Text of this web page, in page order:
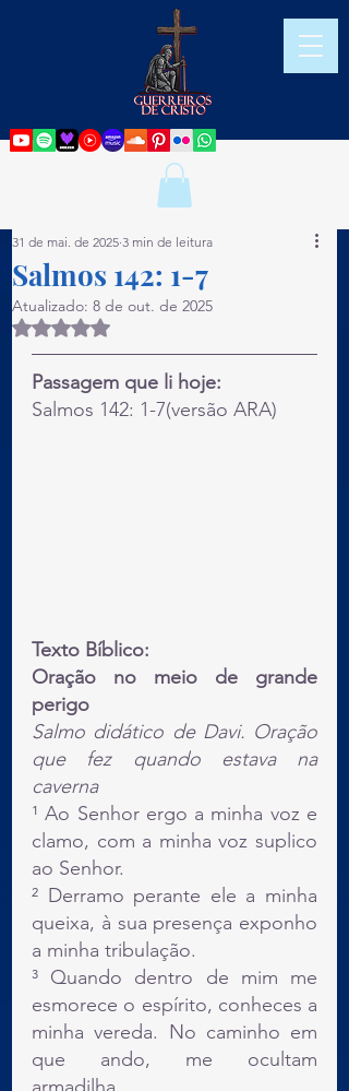
Salmos 142: 1-7
31 de mai. de 2025 3 min de leitura
Atualizado: 8 de out. de 2025
Avaliado com NaN de 5 estrelas.
Passagem que li hoje:
Salmos 142: 1-7(versão ARA)
Texto Bíblico:
Oração no meio de grande
perigo
Salmo didático de Davi. Oração
que fez quando estava na
caverna
¹ Ao Senhor ergo a minha voz e
clamo, com a minha voz suplico
ao Senhor.
² Derramo perante ele a minha
queixa, à sua presença exponho
a minha tribulação.
³ Quando dentro de mim me
esmorece o espírito, conheces a
minha vereda. No caminho em
que ando, me ocultam